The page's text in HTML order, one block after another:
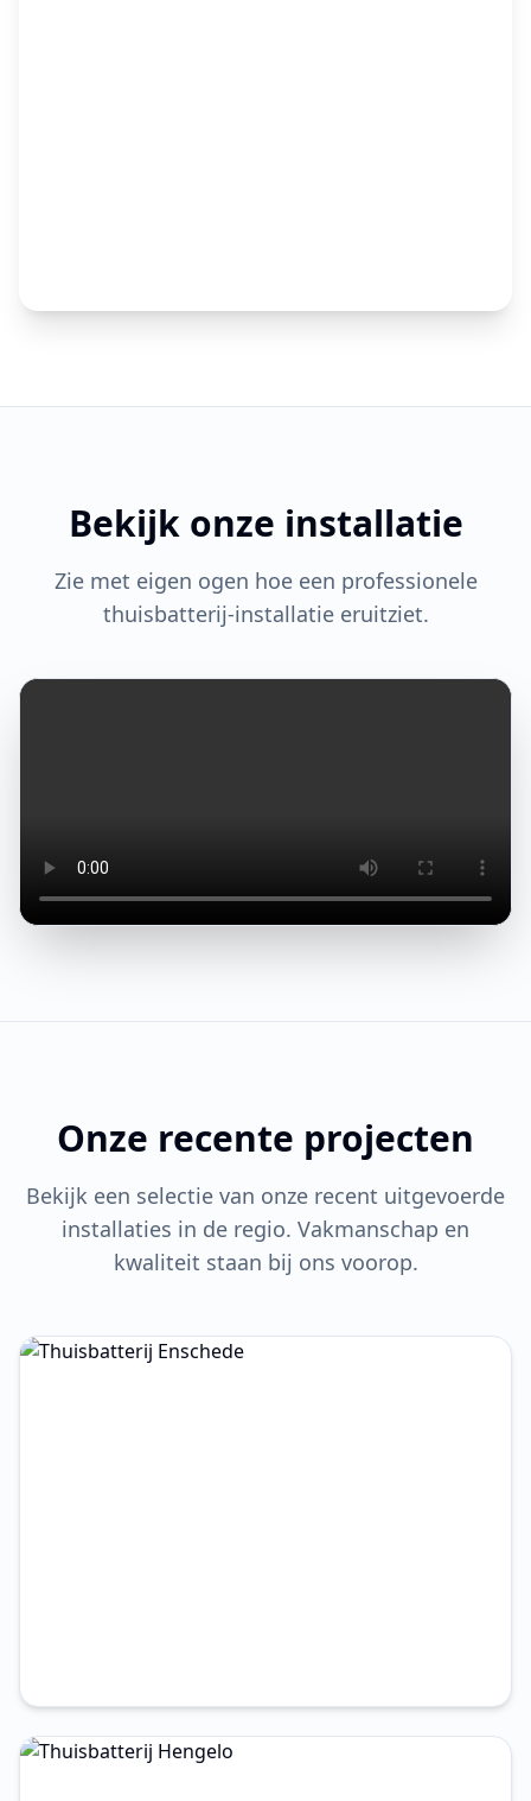
Bekijk onze installatie
Zie met eigen ogen hoe een professionele
thuisbatterij-installatie eruitziet.
Onze recente projecten
Bekijk een selectie van onze recent uitgevoerde
installaties in de regio. Vakmanschap en
kwaliteit staan bij ons voorop.